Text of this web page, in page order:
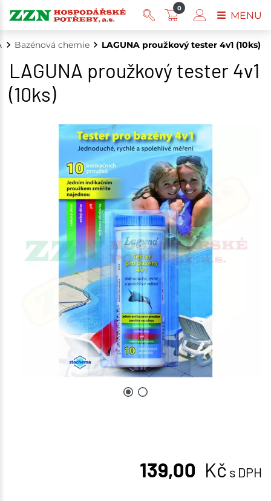
Bazénová chemie LAGUNA proužkový tester 4v1 (10ks)
LAGUNA proužkový tester 4v1
(10ks)
139,00 Kč s DPH
0
MENU